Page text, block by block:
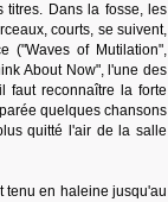
titres. Dans la fosse, les
courts, se suivent,
("Waves of Mutilation",
About Now", l'une des
faut reconnaître la forte
quelques chansons
quitté l'air de la salle
tenu en haleine jusqu'au